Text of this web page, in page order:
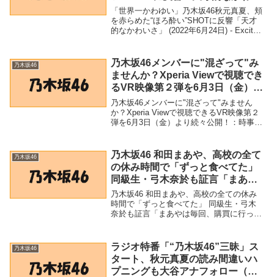
さ」 (2022年6月24日) – Excite Bit
コネタ
「世界一かわゆい」乃木坂46秋元真夏、頬
を赤らめた“ほろ酔い”SHOTに反響「天才
的なかわいさ」 (2022年6月24日) - Excite
た“ほろ酔い”...
乃木坂46
乃木坂46メンバーに"混ざって"み
ませんか？Xperia Viewで視聴でき
るVR映像第２弾を6月3日（金）よ
り続々公開！：時事ドットコム –
時事通信ニュース
乃木坂46メンバーに"混ざって"みません
か？Xperia Viewで視聴できるVR映像第２
弾を6月3日（金）より続々公開！：時事ド
ませんか？Xperia ...
乃木坂46
乃木坂46 和田まあや、高校の全て
の休み時間で「ずっと食べてた」
同級生・弓木奈於も証言「まあや
は毎回、購買に行っていた」
(2021年12月1日) – エキサイトニュ
ース
乃木坂46 和田まあや、高校の全ての休み
時間で「ずっと食べてた」 同級生・弓木
奈於も証言「まあやは毎回、購買に行って
まあや、高校の全ての休み時間で...
乃木坂46
ラジオ特番「“乃木坂46”三昧」ス
タート、秋元真夏の読み間違いハ
プニングも大谷アナフォロー（日